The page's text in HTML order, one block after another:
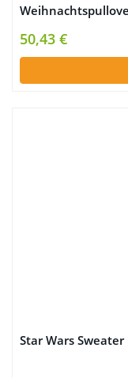
50,43 €
Star Wars